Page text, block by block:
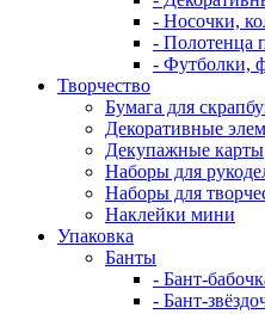
- Носочки,
- Полотенца
- Футболки,
Творчество
Бумага для
Декоративные
Декупажные карты
Наборы для
Наборы для
Наклейки мини
Упаковка
Банты
- Бант-
- Бант-